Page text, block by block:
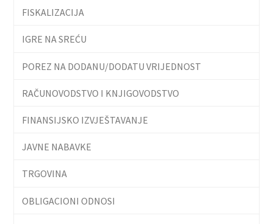
FISKALIZACIJA
IGRE NA SREĆU
POREZ NA DODANU/DODATU VRIJEDNOST
RAČUNOVODSTVO I KNJIGOVODSTVO
FINANSIJSKO IZVJEŠTAVANJE
JAVNE NABAVKE
TRGOVINA
OBLIGACIONI ODNOSI